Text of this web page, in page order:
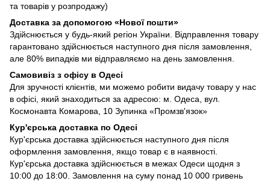
та товарів у розпродажу)
Доставка за допомогою «Нової пошти»
Здійснюється у будь-який регіон України. Відправлення товару
гарантовано здійснюється наступного дня після замовлення,
але 80% випадків ми відправляємо на день замовлення.
Самовивіз з офісу в Одесі
Для зручності клієнтів, ми можемо робити видачу товару у нас
в офісі, який знаходиться за адресою: м. Одеса, вул.
Космонавта Комарова, 10 Зупинка «Промзв'язок»
Кур'єрська доставка по Одесі
Кур'єрська доставка здійснюється наступного дня після
оформлення замовлення, якщо товар є в наявності.
Кур'єрська доставка здійснюється в межах Одеси щодня з
10:00 до 18:00. Замовлення на суму понад 10 000 гривень